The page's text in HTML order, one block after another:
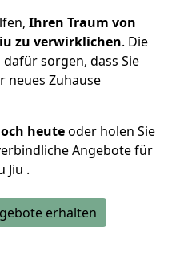
Ihren Traum von
zu verwirklichen. Die
sorgen, dass Sie
neues Zuhause
heuteoder holen Sie
Angebote für
Jiu .
erhalten